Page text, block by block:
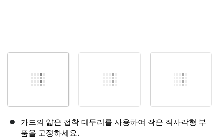
카드의 얇은 접착 테두리를 사용하여 작은 직사각형 부
품을 고정하세요.